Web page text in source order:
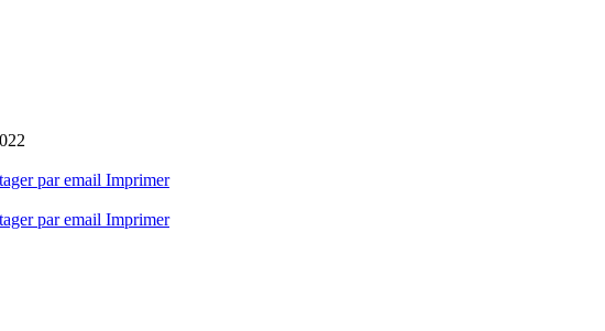
par email Imprimer
par email Imprimer